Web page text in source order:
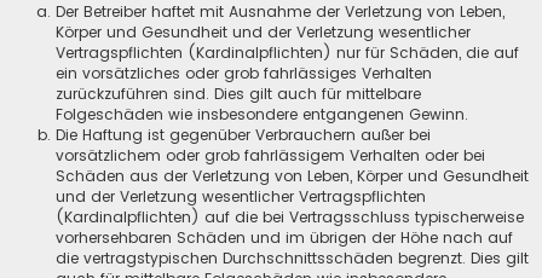
Der Betreiber haftet mit Ausnahme der Verletzung von Leben,
Körper und Gesundheit und der Verletzung wesentlicher
Vertragspflichten (Kardinalpflichten) nur für Schäden, die auf
ein vorsätzliches oder grob fahrlässiges Verhalten
zurückzuführen sind. Dies gilt auch für mittelbare
Folgeschäden wie insbesondere entgangenen Gewinn.
Die Haftung ist gegenüber Verbrauchern außer bei
vorsätzlichem oder grob fahrlässigem Verhalten oder bei
Schäden aus der Verletzung von Leben, Körper und Gesundheit
und der Verletzung wesentlicher Vertragspflichten
(Kardinalpflichten) auf die bei Vertragsschluss typischerweise
vorhersehbaren Schäden und im übrigen der Höhe nach auf
die vertragstypischen Durchschnittsschäden begrenzt. Dies gilt